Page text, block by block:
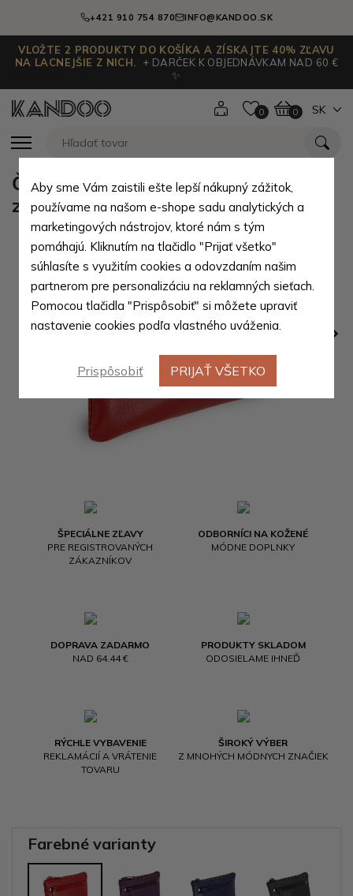
+421 910 754 870 INFO@KANDOO.SK
VLOŽTE 2 PRODUKTY DO KOŠÍKA A ZÍSKAJTE 40% ZĽAVU
NA LACNEJŠIE Z NICH.
+ DARČEK K OBJEDNÁVKAM NAD 60 €
✨
0 0 SK
ŠPECIÁLNE ZĽAVY
PRE REGISTROVANÝCH
ZÁKAZNÍKOV
ODBORNÍCI NA KOŽENÉ
MÓDNE DOPLNKY
DOPRAVA ZADARMO
NAD 64.44 €
PRODUKTY SKLADOM
ODOSIELAME IHNEĎ
RÝCHLE VYBAVENIE
REKLAMÁCIÍ A VRÁTENIE
TOVARU
ŠIROKÝ VÝBER
Z MNOHÝCH MÓDNYCH ZNAČIEK
Červená kožená kľúčenka s dvoma
zipsami Rita
Farebné varianty
Aby sme Vám zaistili ešte lepší nákupný zážitok,
používame na našom e-shope sadu analytických a
marketingových nástrojov, ktoré nám s tým
pomáhajú. Kliknutím na tlačidlo "Prijať všetko"
súhlasíte s využitím cookies a odovzdaním našim
partnerom pre personalizáciu na reklamných sieťach.
Pomocou tlačidla "Prispôsobiť" si môžete upraviť
nastavenie cookies podľa vlastného uváženia.
Prispôsobiť PRIJAŤ VŠETKO